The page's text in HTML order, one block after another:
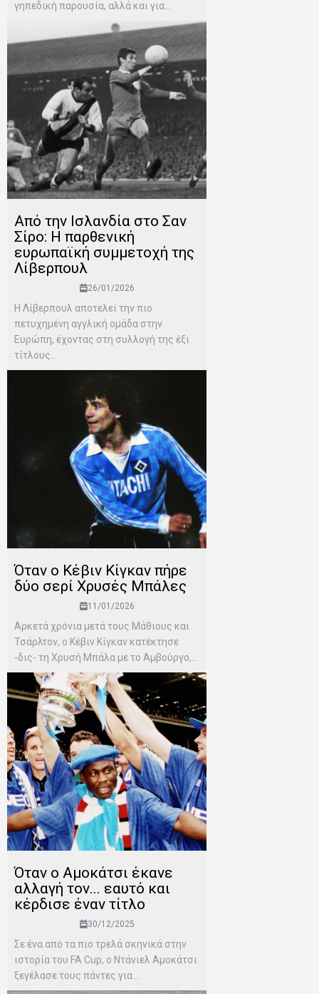
γηπεδική παρουσία, αλλά και για...
Από την Ισλανδία στο Σαν
Σίρο: Η παρθενική
ευρωπαϊκή συμμετοχή της
Λίβερπουλ
26/01/2026
Η Λίβερπουλ αποτελεί την πιο
πετυχημένη αγγλική ομάδα στην
Ευρώπη, έχοντας στη συλλογή της έξι
τίτλους...
Όταν ο Κέβιν Κίγκαν πήρε
δύο σερί Χρυσές Μπάλες
11/01/2026
Αρκετά χρόνια μετά τους Μάθιους και
Τσάρλτον, ο Κέβιν Κίγκαν κατέκτησε
-δις- τη Χρυσή Μπάλα με το Αμβούργο,...
Όταν ο Αμοκάτσι έκανε
αλλαγή τον... εαυτό και
κέρδισε έναν τίτλο
30/12/2025
Σε ένα από τα πιο τρελά σκηνικά στην
ιστορία του FA Cup, ο Ντάνιελ Αμοκάτσι
ξεγέλασε τους πάντες για...